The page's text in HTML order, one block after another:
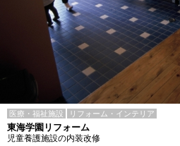
医療・福祉施設 リフォーム・インテリア
東海学園リフォーム
児童養護施設の内装改修